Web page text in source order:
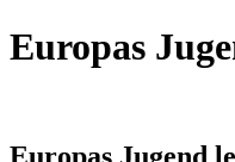
Europas
Europas Jugend